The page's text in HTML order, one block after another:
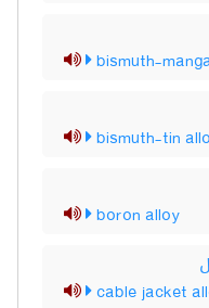
bismuth-
bismuth-tin
boron alloy
cable jacket